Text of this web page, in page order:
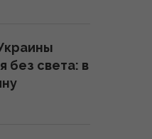
замену
эксперт
без света: в